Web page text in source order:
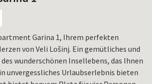
Garina 1, Ihrem perfekten
von Veli Lošinj. Ein gemütliches und
wunderschönen Insellebens, das Ihnen
unvergessliches Urlaubserlebnis bieten